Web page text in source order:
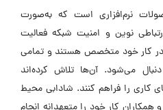
نرم‌افزاری است که به‌صورت
نوین و امنیت شبکه فعالیت
کار خود متخصص هستند و تمامی
می‌شود. آن‌ها تلاش کرده‌اند
کاری را فراهم کنند. شادابی محیط